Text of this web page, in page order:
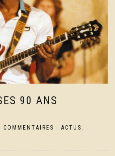
90 ANS
COMMENTAIRES | ACTUS